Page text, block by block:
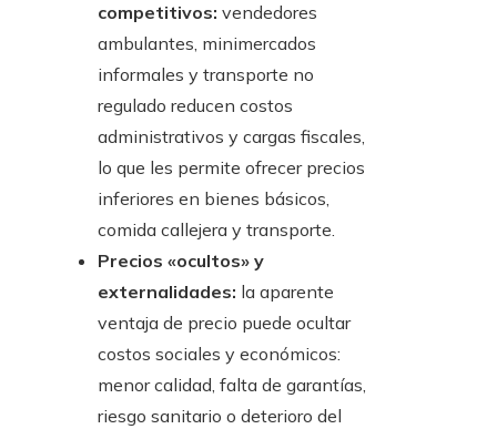
competitivos: vendedores
ambulantes, minimercados
informales y transporte no
regulado reducen costos
administrativos y cargas fiscales,
lo que les permite ofrecer precios
inferiores en bienes básicos,
comida callejera y transporte.
Precios «ocultos» y
externalidades: la aparente
ventaja de precio puede ocultar
costos sociales y económicos:
menor calidad, falta de garantías,
riesgo sanitario o deterioro del